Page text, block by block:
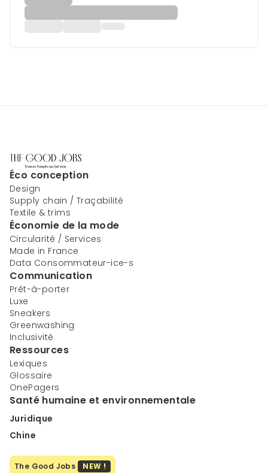
Éco conception
Design
Supply chain / Traçabilité
Textile & trims
Économie de la mode
Circularité / Services
Made in France
Data Consommateur-ice-s
Communication
Prêt-à-porter
Luxe
Sneakers
Greenwashing
Inclusivité
Ressources
Lexiques
Glossaire
OnePagers
Santé humaine et environnementale
Juridique
Chine
The Good Jobs NEW !